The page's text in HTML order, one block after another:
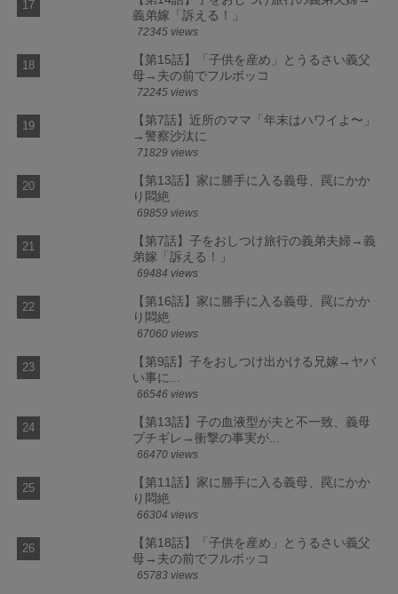
義弟嫁「訴える！」
72345 views
【第15話】「子供を産め」とうるさい義父
母→夫の前でフルボッコ
72245 views
【第7話】近所のママ「年末はハワイよ〜」
→警察沙汰に
71829 views
【第13話】家に勝手に入る義母、罠にかか
り悶絶
69859 views
【第7話】子をおしつけ旅行の義弟夫婦→義
弟嫁「訴える！」
69484 views
【第16話】家に勝手に入る義母、罠にかか
り悶絶
67060 views
【第9話】子をおしつけ出かける兄嫁→ヤバ
い事に...
66546 views
【第13話】子の血液型が夫と不一致、義母
ブチギレ→衝撃の事実が...
66470 views
【第11話】家に勝手に入る義母、罠にかか
り悶絶
66304 views
【第18話】「子供を産め」とうるさい義父
母→夫の前でフルボッコ
65783 views